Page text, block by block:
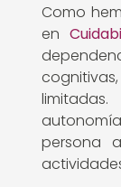
Como
en Cuidabi
persona